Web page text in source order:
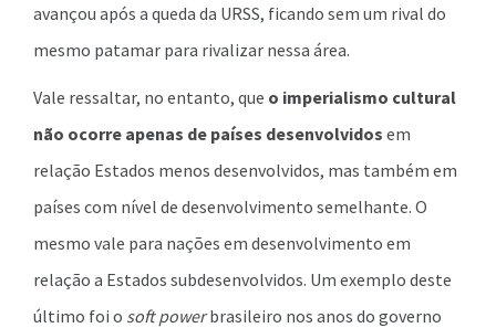
avançou após a queda da URSS, ficando sem um rival do
mesmo patamar para rivalizar nessa área.
Vale ressaltar, no entanto, que o imperialismo cultural
não ocorre apenas de países desenvolvidos em
relação Estados menos desenvolvidos, mas também em
países com nível de desenvolvimento semelhante. O
mesmo vale para nações em desenvolvimento em
relação a Estados subdesenvolvidos. Um exemplo deste
último foi o soft powerbrasileiro nos anos do governo